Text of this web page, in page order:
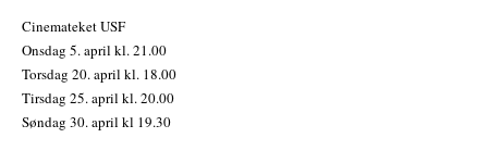
Cinemateket USF
Onsdag 5. april kl. 21.00
Torsdag 20. april kl. 18.00
Tirsdag 25. april kl. 20.00
Søndag 30. april kl 19.30